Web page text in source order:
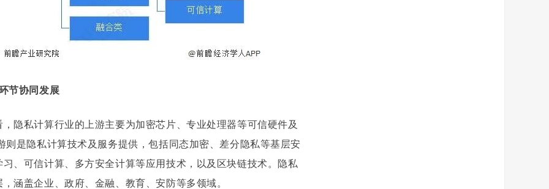
节协同发展
隐私计算行业的上游主要为加密芯片、专业处理器等可信硬件及
则是隐私计算技术及服务提供，包括同态加密、差分隐私等基层安
、可信计算、多方安全计算等应用技术，以及区块链技术。隐私
涵盖企业、政府、金融、教育、安防等多领域。